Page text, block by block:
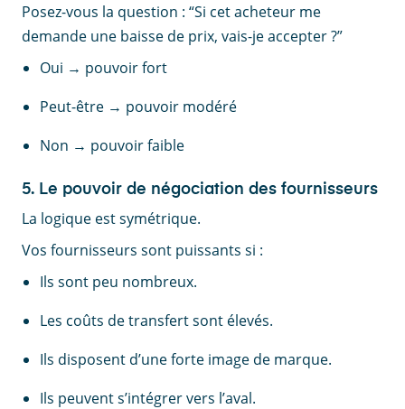
Posez-vous la question : “Si cet acheteur me
demande une baisse de prix, vais-je accepter ?”
Oui → pouvoir fort
Peut-être → pouvoir modéré
Non → pouvoir faible
5. Le pouvoir de négociation des fournisseurs
La logique est symétrique.
Vos fournisseurs sont puissants si :
Ils sont peu nombreux.
Les coûts de transfert sont élevés.
Ils disposent d’une forte image de marque.
Ils peuvent s’intégrer vers l’aval.